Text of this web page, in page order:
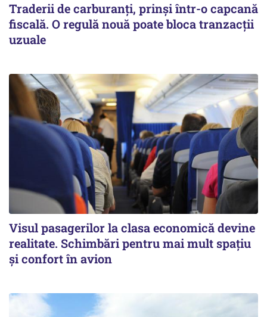
Traderii de carburanți, prinși într-o capcană
fiscală. O regulă nouă poate bloca tranzacții
uzuale
Visul pasagerilor la clasa economică devine
realitate. Schimbări pentru mai mult spațiu
și confort în avion